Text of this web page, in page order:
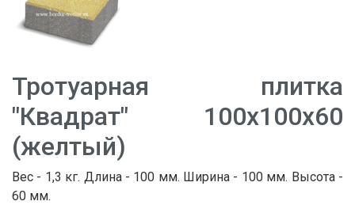
Тротуарная плитка
"Квадрат" 100х100х60
(желтый)
Вес - 1,3 кг. Длина - 100 мм. Ширина - 100 мм. Высота -
60 мм.